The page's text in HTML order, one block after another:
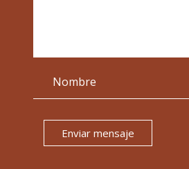
Enviar mensaje